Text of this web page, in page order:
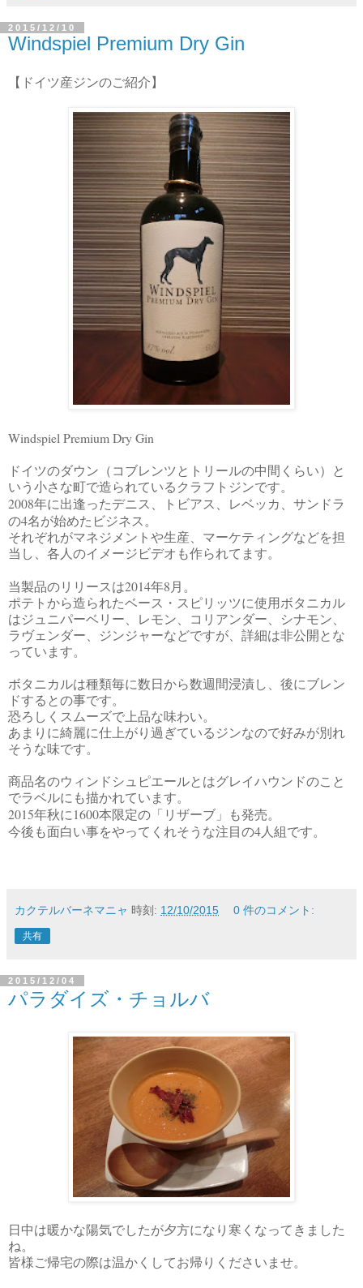
2015/12/10
Windspiel Premium Dry Gin
【ドイツ産ジンのご紹介】
Windspiel Premium Dry Gin
ドイツのダウン（コブレンツとトリールの中間くらい）と
いう小さな町で造られているクラフトジンです。
2008年に出逢ったデニス、トビアス、レベッカ、サンドラ
の4名が始めたビジネス。
それぞれがマネジメントや生産、マーケティングなどを担
当し、各人のイメージビデオも作られてます。
当製品のリリースは2014年8 月。
ポテトから造られたベース・スピリッツに使用ボタニカル
はジュニパーベリー、レモン、コリアンダー、シナモン、
ラヴェンダー、ジンジャーなどですが、詳細は非公開とな
っています。
ボタニカルは種類毎に数日から数週間浸漬し、後にブレン
ドするとの事です。
恐ろしくスムーズで上品な味わい。
あまりに綺麗に仕上がり過ぎているジンなので好みが別れ
そうな味です。
商品名のウィンドシュピエールとはグレイハウンドのこと
でラベルにも描かれています。
2015年秋に 1600本限定の「リザーブ」も発売。
今後も面白い事をやってくれそうな注目の4 人組です。
カクテルバーネマニャ 時刻: 12/10/2015 0 件のコメント:
共有
2015/12/04
パラダイズ・チョルバ
日中は暖かな陽気でしたが夕方になり寒くなってきました
ね。
皆様ご帰宅の際は温かくしてお帰りくださいませ。